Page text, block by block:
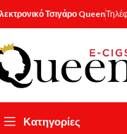
Τσιγάρο Queen
Κατηγορίες
Κάντε κλικ για